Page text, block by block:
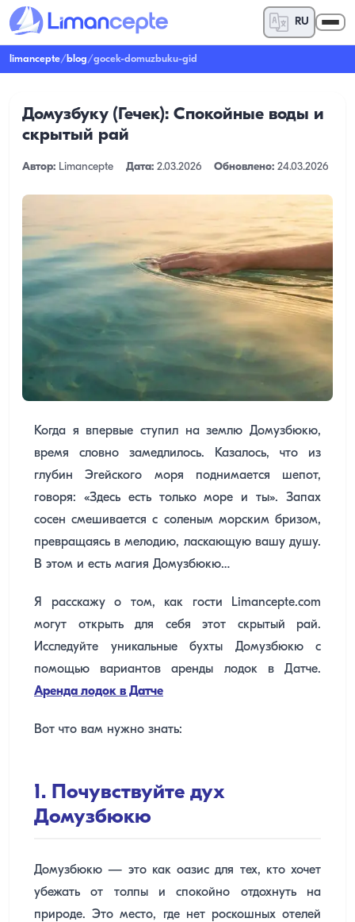
RU
limancepte/blog/gocek-domuzbuku-gid
Домузбуку (Гечек): Спокойные воды и
скрытый рай
Автор: Limancepte Дата: 2.03.2026 Обновлено: 24.03.2026
Когда я впервые ступил на землю Домузбюкю,
время словно замедлилось. Казалось, что из
глубин Эгейского моря поднимается шепот,
говоря: «Здесь есть только море и ты». Запах
сосен смешивается с соленым морским бризом,
превращаясь в мелодию, ласкающую вашу душу.
В этом и есть магия Домузбюкю…
Я расскажу о том, как гости Limancepte.com
могут открыть для себя этот скрытый рай.
Исследуйте уникальные бухты Домузбюкю с
помощью вариантов аренды лодок в Датче.
Аренда лодок в Датче
Вот что вам нужно знать:
1. Почувствуйте дух
Домузбюкю
Домузбюкю — это как оазис для тех, кто хочет
убежать от толпы и спокойно отдохнуть на
природе. Это место, где нет роскошных отелей